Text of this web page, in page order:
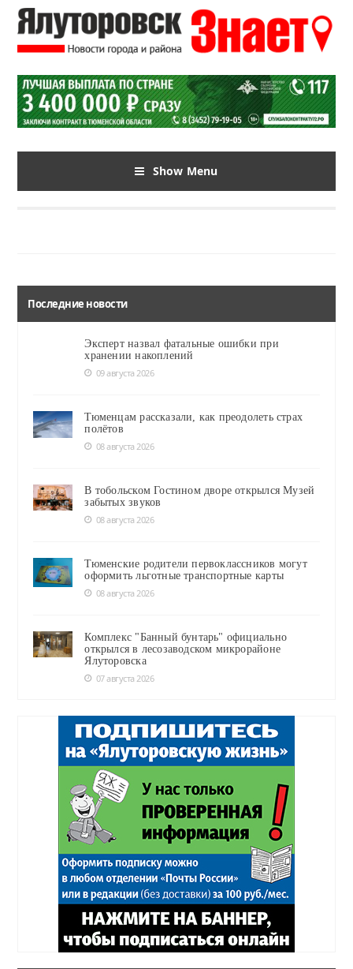
Show Menu
Последние новости
Эксперт назвал фатальные ошибки при
хранении накоплений
09 августа 2026
Тюменцам рассказали, как преодолеть страх
полётов
08 августа 2026
В тобольском Гостином дворе открылся Музей
забытых звуков
08 августа 2026
Тюменские родители первоклассников могут
оформить льготные транспортные карты
08 августа 2026
Комплекс "Банный бунтарь" официально
открылся в лесозаводском микрорайоне
Ялуторовска
07 августа 2026